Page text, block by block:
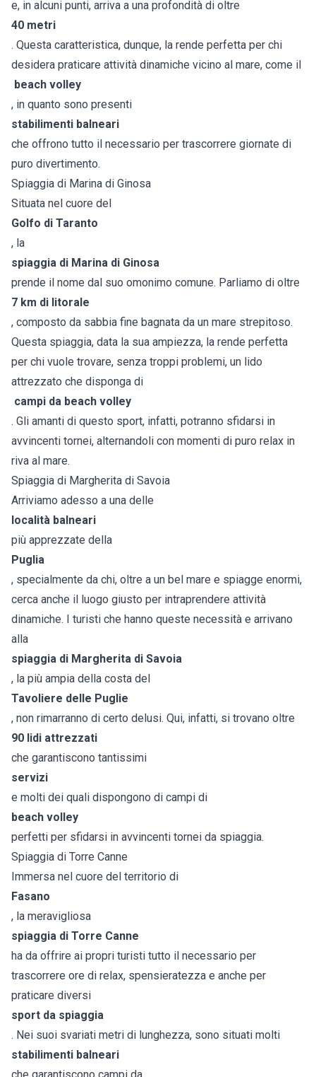
e, in alcuni punti, arriva a una profondità di oltre
40 metri
. Questa caratteristica, dunque, la rende perfetta per chi
desidera praticare attività dinamiche vicino al mare, come il
beach volley
, in quanto sono presenti
stabilimenti balneari
che offrono tutto il necessario per trascorrere giornate di
puro divertimento.
Spiaggia di Marina di Ginosa
Situata nel cuore del
Golfo di Taranto
, la
spiaggia di Marina di Ginosa
prende il nome dal suo omonimo comune. Parliamo di oltre
7 km di litorale
, composto da sabbia fine bagnata da un mare strepitoso.
Questa spiaggia, data la sua ampiezza, la rende perfetta
per chi vuole trovare, senza troppi problemi, un lido
attrezzato che disponga di
campi da beach volley
. Gli amanti di questo sport, infatti, potranno sfidarsi in
avvincenti tornei, alternandoli con momenti di puro relax in
riva al mare.
Spiaggia di Margherita di Savoia
Arriviamo adesso a una delle
località balneari
più apprezzate della
Puglia
, specialmente da chi, oltre a un bel mare e spiagge enormi,
cerca anche il luogo giusto per intraprendere attività
dinamiche. I turisti che hanno queste necessità e arrivano
alla
spiaggia di Margherita di Savoia
, la più ampia della costa del
Tavoliere delle Puglie
, non rimarranno di certo delusi. Qui, infatti, si trovano oltre
90 lidi attrezzati
che garantiscono tantissimi
servizi
e molti dei quali dispongono di campi di
beach volley
perfetti per sfidarsi in avvincenti tornei da spiaggia.
Spiaggia di Torre Canne
Immersa nel cuore del territorio di
Fasano
, la meravigliosa
spiaggia di Torre Canne
ha da offrire ai propri turisti tutto il necessario per
trascorrere ore di relax, spensieratezza e anche per
praticare diversi
sport da spiaggia
. Nei suoi svariati metri di lunghezza, sono situati molti
stabilimenti balneari